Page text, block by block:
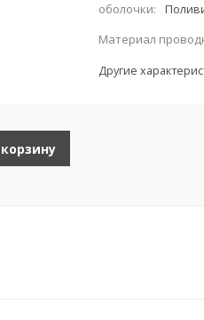
оболочки:
Материал
Другие